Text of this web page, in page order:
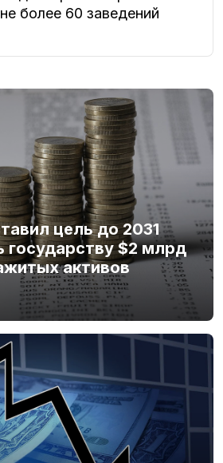
более 60 заведений
цель до 2031
государству $2 млрд
активов